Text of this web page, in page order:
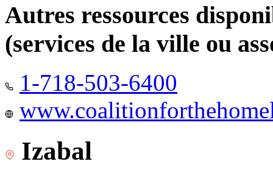
Autres ressources
(services de la ville ou
1-718-503-6400
Izabal